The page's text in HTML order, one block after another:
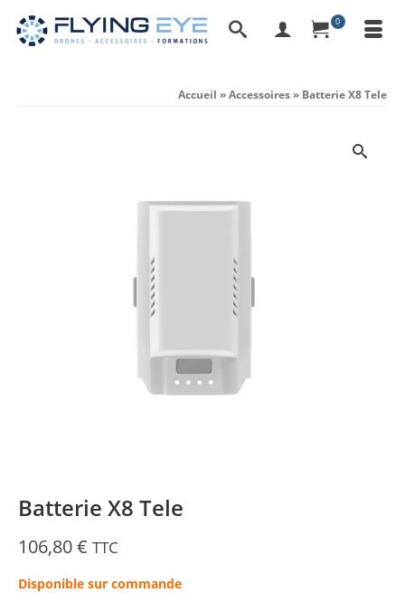
0
Accueil »Accessoires» Batterie X8 Tele
Batterie X8 Tele
106,80€ TTC
Disponible sur commande